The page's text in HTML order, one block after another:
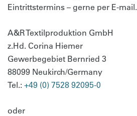
Eintrittstermins – gerne per E-mail.
A&R Textilproduktion GmbH
z.Hd. Corina Hiemer
Gewerbegebiet Bernried 3
88099 Neukirch/Germany
Tel.: +49 (0) 7528 92095-0
oder